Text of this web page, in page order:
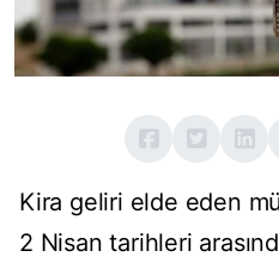
Kira geliri elde eden
2 Nisan tarihleri